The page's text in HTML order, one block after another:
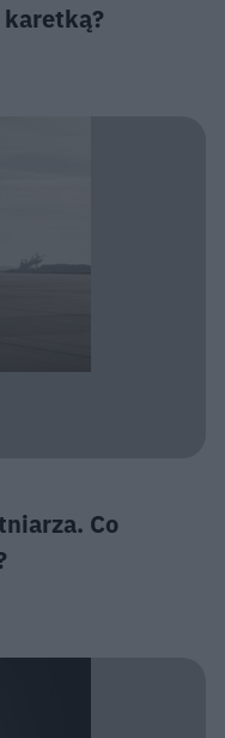
Co